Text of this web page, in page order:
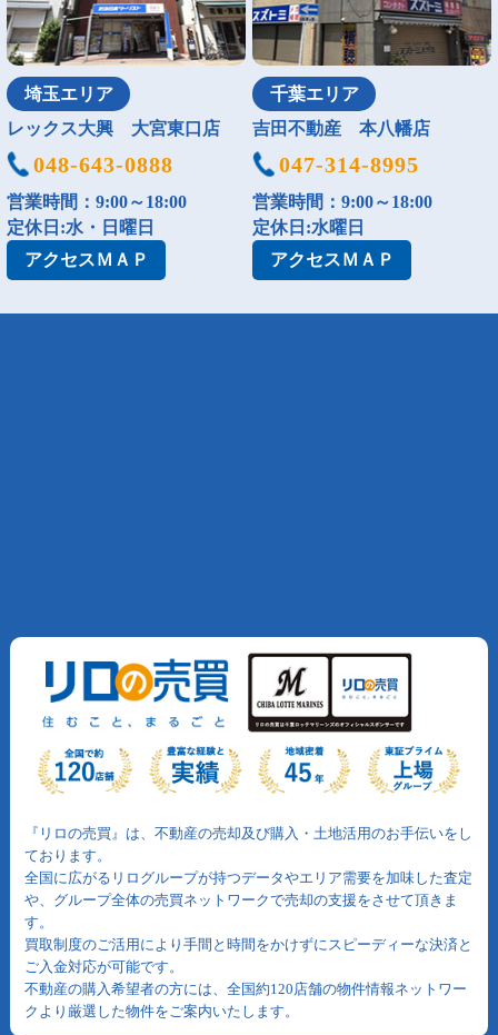
埼玉エリア
レックス大興 大宮東口店
048-643-0888
営業時間：9:00～18:00
定休日:水・日曜日
アクセスＭＡＰ
千葉エリア
吉田不動産 本八幡店
047-314-8995
営業時間：9:00～18:00
定休日:水曜日
アクセスＭＡＰ
『リロの売買』は、不動産の売却及び購入・土地活用のお手伝いをし
ております。
全国に広がるリログループが持つデータやエリア需要を加味した査定
や、グループ全体の売買ネットワークで売却の支援をさせて頂きま
す。
買取制度のご活用により手間と時間をかけずにスピーディーな決済と
ご入金対応が可能です。
不動産の購入希望者の方には、全国約120店舗の物件情報ネットワー
クより厳選した物件をご案内いたします。